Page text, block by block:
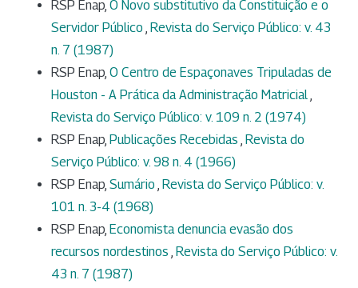
RSP Enap, O Novo substitutivo da Constituição e o
Servidor Público , Revista do Serviço Público: v. 43
n. 7 (1987)
RSP Enap, O Centro de Espaçonaves Tripuladas de
Houston - A Prática da Administração Matricial,
Revista do Serviço Público: v. 109 n. 2 (1974)
RSP Enap, Publicações Recebidas , Revista do
Serviço Público: v. 98 n. 4 (1966)
RSP Enap, Sumário , Revista do Serviço Público: v.
101 n. 3-4 (1968)
RSP Enap, Economista denuncia evasão dos
recursos nordestinos , Revista do Serviço Público: v.
43 n. 7 (1987)